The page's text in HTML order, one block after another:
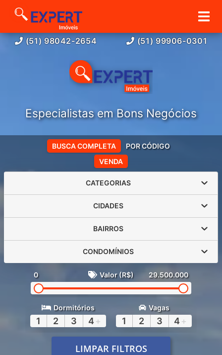
(51) 98042-2654 (51) 99906-0301
Especialistas em Bons Negócios
VENDA
BUSCA COMPLETA POR CÓDIGO
CATEGORIAS
CIDADES
BAIRROS
CONDOMÍNIOS
0 Valor (R$) 29.500.000
Dormitórios
1 2 3 4 +
Vagas
1 2 3 4 +
LIMPAR FILTROS